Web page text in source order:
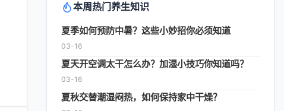
本周热门养生知识
夏季如何预防中暑？这些小妙招你必须知道
03-16
夏天开空调太干怎么办？加湿小技巧你知道吗？
03-16
夏秋交替潮湿闷热，如何保持家中干燥？